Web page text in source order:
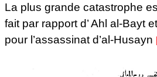
La plus grande catastrophe
fait par rapport d’ Ahl al-Bayt
pour l’assassinat d’al-Husayn